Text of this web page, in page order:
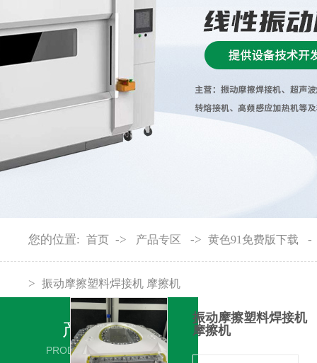
您的位置: 首页 -> 产品专区 -> 黄色91免费版下载 -
> 振动摩擦塑料焊接机 摩擦机
产品分类
PRODUCT CATEGORY
振动摩擦塑料焊接机
摩擦机